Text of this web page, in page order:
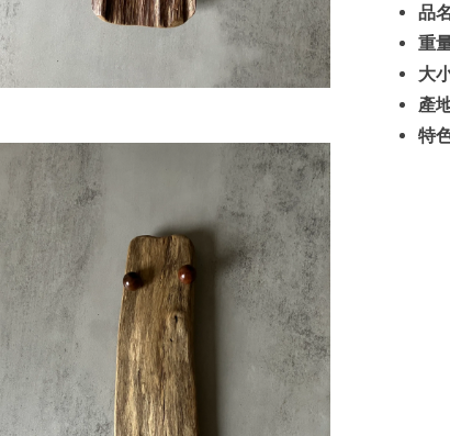
品
重
大
產
特